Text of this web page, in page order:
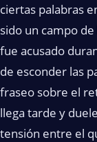
ciertas palabras
sido un campo
fue acusado
de esconder las
fraseo sobre el
llega tarde y
tensión entre el